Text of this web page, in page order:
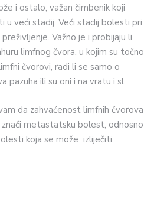
i ostalo, važan čimbenik koji
u veći stadij. Veći stadij bolesti pri
Važno je i probijaju li
limfnog čvora, u kojim su točno
čvorovi, radi li se samo o
pazuha ili su oni i na vratu i sl.
da zahvaćenost limfnih čvorova
znači metastatsku bolest, odnosno
koja se može izliječiti.